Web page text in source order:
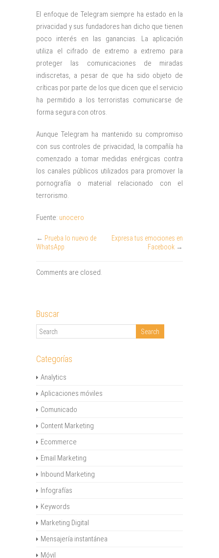
El enfoque de Telegram siempre ha estado en la
privacidad y sus fundadores han dicho que tienen
poco interés en las ganancias. La aplicación
utiliza el cifrado de extremo a extremo para
proteger las comunicaciones de miradas
indiscretas, a pesar de que ha sido objeto de
críticas por parte de los que dicen que el servicio
ha permitido a los terroristas comunicarse de
forma segura con otros.
Aunque Telegram ha mantenido su compromiso
con sus controles de privacidad, la compañía ha
comenzado a tomar medidas enérgicas contra
los canales públicos utilizados para promover la
pornografía o material relacionado con el
terrorismo.
Fuente: unocero
← Prueba lo nuevo de
WhatsApp
Expresa tus emociones en
Facebook →
Comments are closed.
Buscar
Categorías
Analytics
Aplicaciones móviles
Comunicado
Content Marketing
Ecommerce
Email Marketing
Inbound Marketing
Infografías
Keywords
Marketing Digital
Mensajería instantánea
Móvil